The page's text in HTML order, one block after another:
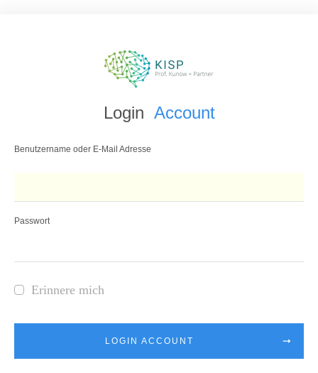
Login Account
Benutzername oder E-Mail Adresse
Passwort
Erinnere mich
LOGIN ACCOUNT